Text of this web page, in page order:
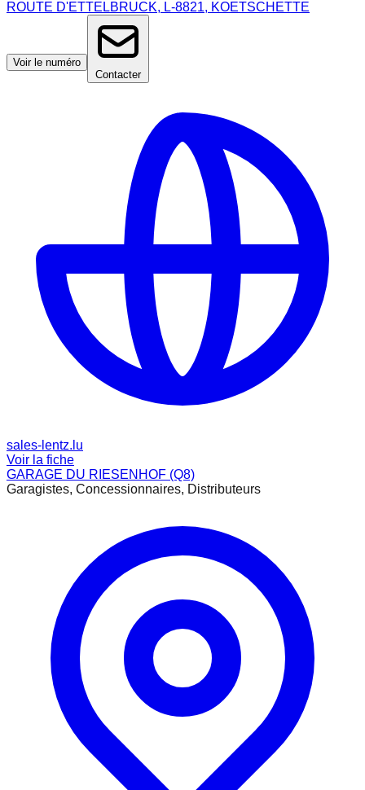
ROUTE D'ETTELBRUCK, L-8821, KOETSCHETTE
Voir le numéro
Contacter
sales-lentz.lu
Voir la fiche
GARAGE DU RIESENHOF (Q8)
Garagistes, Concessionnaires, Distributeurs